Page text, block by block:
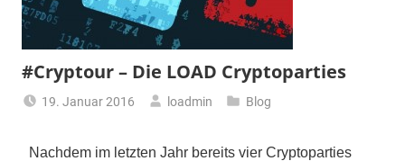
#Cryptour – Die LOAD Cryptoparties
19. Januar 2016 loadmin Blog
Nachdem im letzten Jahr bereits vier Cryptoparties